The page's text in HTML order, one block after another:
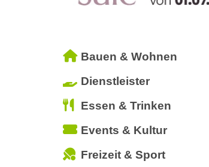
Bauen & Wohnen
Dienstleister
Essen & Trinken
Events & Kultur
Freizeit & Sport